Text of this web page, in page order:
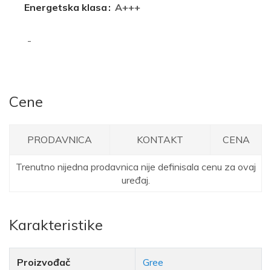
Energetska klasa
A+++
-
Cene
PRODAVNICA KONTAKT CENA
Trenutno nijedna prodavnica nije definisala cenu za ovaj
uređaj.
Karakteristike
Proizvođač Gree